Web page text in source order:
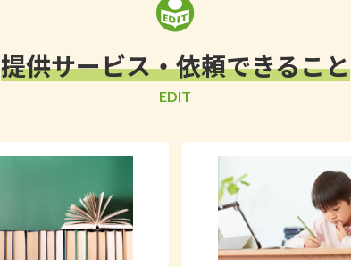
提供サービス・依頼できること
EDIT